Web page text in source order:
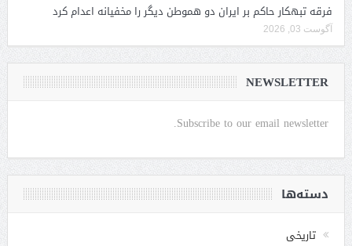
فرقه تبهکار حاکم بر ایران دو هموطن دیگر را مخفیانه اعدام کرد
آگوست 03, 2026
NEWSLETTER
Subscribe to our email newsletter.
دسته‌ها
تاریخی